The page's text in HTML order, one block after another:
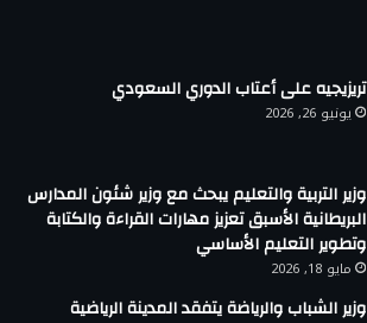
تريزيجيه على أعتاب الدوري السعودي
يونيو 26, 2026
وزير التربية والتعليم يبحث مع وزير شئون المدارس
البريطانية الأسبق تعزيز مهارات القراءة والكتابة
وتطوير التعليم الأساسي
مايو 18, 2026
وزير الشباب والرياضة يتفقد المدينة الرياضية